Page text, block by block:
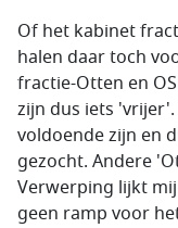
Of het kabinet
halen daar toch
fractie-Otten en
zijn dus iets
voldoende zijn en
gezocht. Andere
Verwerping lijkt
geen ramp voor